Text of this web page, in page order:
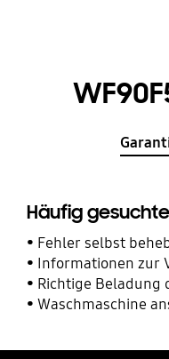
Häufig
Fehler selbst
Informationen zur
Richtige Beladung
Waschmaschine